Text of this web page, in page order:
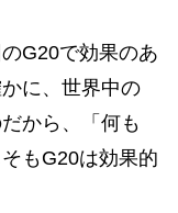
G20で効果のあ
に、世界中の
から、「何も
もG20は効果的